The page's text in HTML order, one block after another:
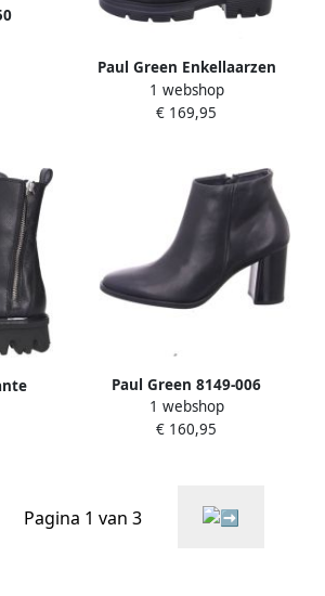
Paul Green Enkellaarzen
1 webshop
€ 169,95
Paul Green 8149-006
Enkellaars met Hak
1 webshop
€ 160,95
Pagina 1 van 3